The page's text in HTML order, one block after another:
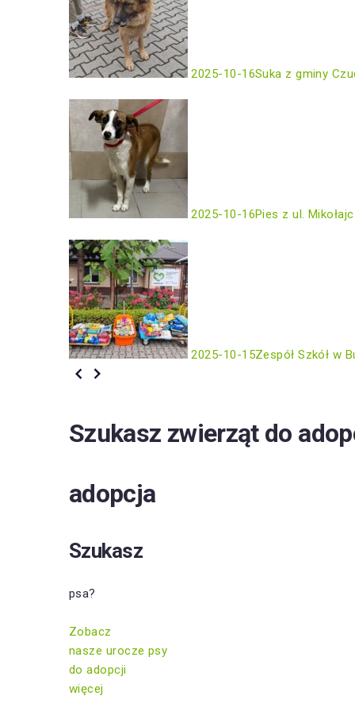
2025-10-16Suka z gminy
2025-10-16Pies z ul.
2025-10-15Zespół Szkół w
Szukasz zwierząt do
adopcja
Szukasz
psa?
Zobacz
nasze urocze psy
do adopcji
więcej